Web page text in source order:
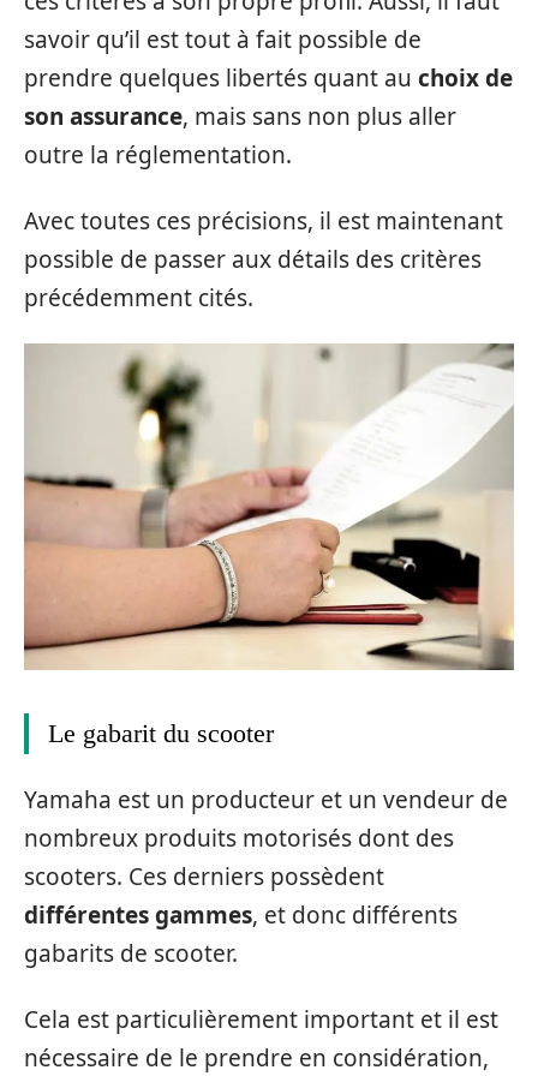
savoir qu’il est tout à fait possible de
prendre quelques libertés quant au choix de
son assurance, mais sans non plus aller
outre la réglementation.
Avec toutes ces précisions, il est maintenant
possible de passer aux détails des critères
précédemment cités.
Le gabarit du scooter
Yamaha est un producteur et un vendeur de
nombreux produits motorisés dont des
scooters. Ces derniers possèdent
différentes gammes, et donc différents
gabarits de scooter.
Cela est particulièrement important et il est
nécessaire de le prendre en considération,